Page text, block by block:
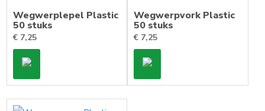
Wegwerplepel Plastic
50 stuks
€ 7,25
Wegwerpvork Plastic
50 stuks
€ 7,25